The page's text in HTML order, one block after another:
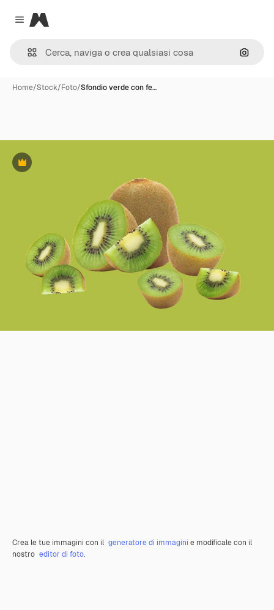
Close menu
Magnific
Cerca
Home/Stock/Foto/Sfondio verde con fe…
Premium
Crea le tue immagini con il generatore di immagini e modificale con il
nostro editor di foto.